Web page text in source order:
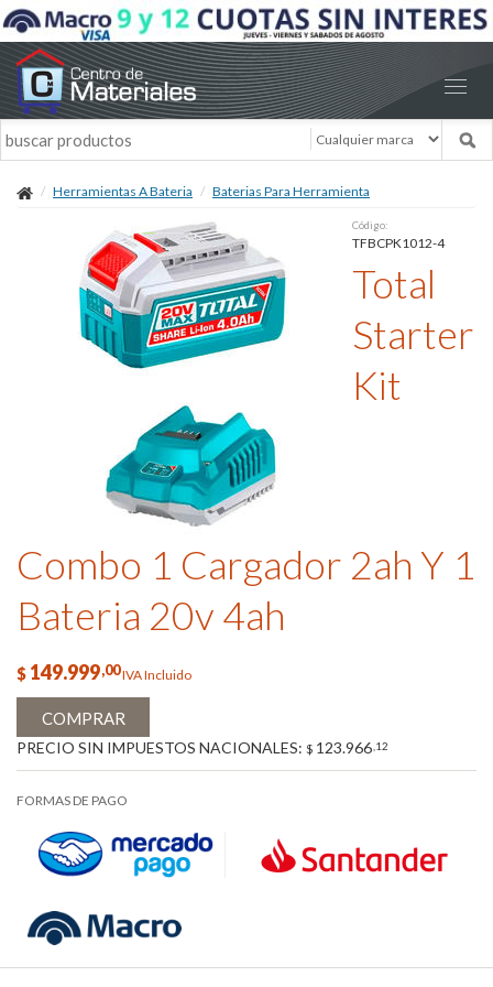
Herramientas A Bateria Baterias Para Herramienta
Código:
TFBCPK1012-4
Total
Starter
Kit
Combo 1 Cargador 2ah Y 1
Bateria 20v 4ah
$ 149.999,00IVA Incluido
COMPRAR
PRECIO SIN IMPUESTOS NACIONALES: $ 123.966 ,12
FORMAS DE PAGO